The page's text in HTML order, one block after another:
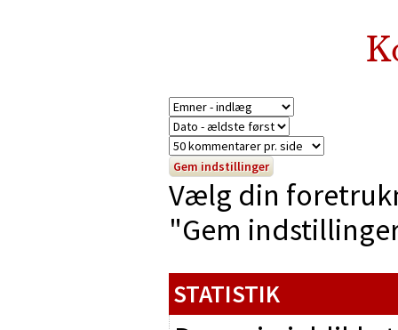
Vælg din
"Gem
STATISTIK